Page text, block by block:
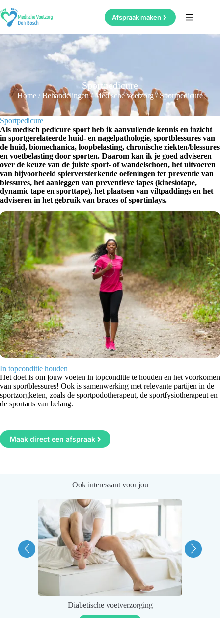
naar
de
Afspraak maken
Sportpedicure
Home /Behandelingen/Medische voetzorg/Sportpedicure
Sportpedicure
Als medisch pedicure sport heb ik aanvullende kennis en inzicht
in sportgerelateerde huid- en nagelpathologie, sportblessures van
de huid, biomechanica, loopbelasting, chronische ziekten/blessures
en voetbelasting door sporten. Daarom kan ik je goed adviseren
over de keuze van de juiste sport- of wandelschoen, het uitvoeren
van bijvoorbeeld spierversterkende oefeningen ter preventie van
blessures, het aanleggen van preventieve tapes (kinesiotape,
dynamic tape en sporttape), het plaatsen van viltpaddings en het
adviseren in het gebruik van braces of sportinlays.
In topconditie houden
Het doel is om jouw voeten in topconditie te houden en het voorkomen
van sportblessures! Ook is samenwerking met relevante partijen in de
sportzorgketen, zoals de sportpodotherapeut, de sportfysiotherapeut en
de sportarts van belang.
Maak direct een afspraak
Ook interessant voor jou
Diabetische voetverzorging